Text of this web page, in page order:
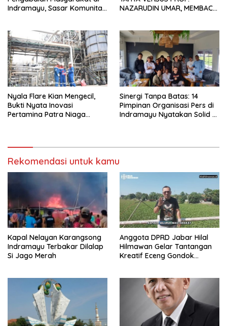
Indramayu, Sasar Komunitas
NAZARUDIN UMAR, MEMBACA
Nyala Flare Kian Mengecil,
Bukti Nyata Inovasi
Pertamina Patra Niaga
Sinergi Tanpa Batas: 14
Pimpinan Organisasi Pers di
Indramayu Nyatakan Solid di
Rekomendasi untuk kamu
Kapal Nelayan Karangsong
Indramayu Terbakar Dilalap
Si Jago Merah
Anggota DPRD Jabar Hilal
Hilmawan Gelar Tantangan
Kreatif Eceng Gondok